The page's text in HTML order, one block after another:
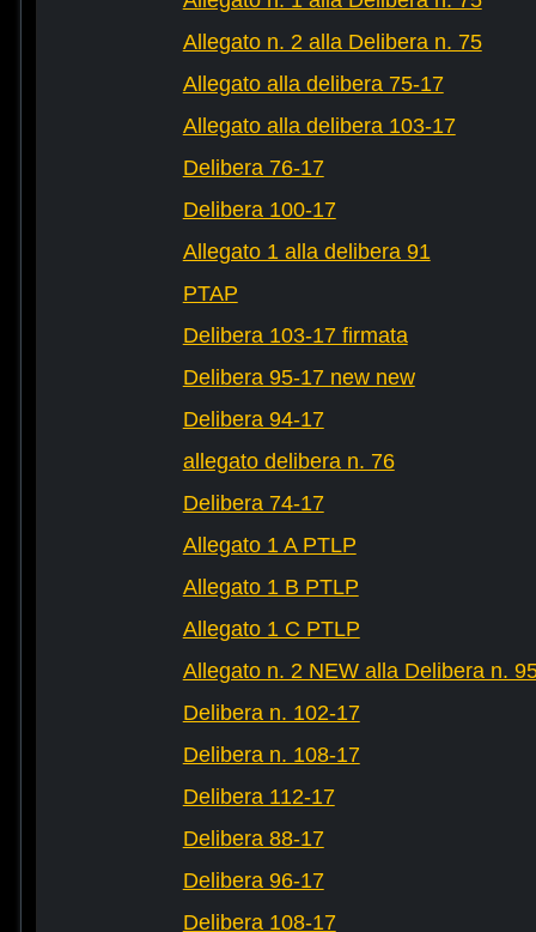
Allegato n. 2 alla Delibera n. 75
Allegato alla delibera 75-17
Allegato alla delibera 103-17
Delibera 76-17
Delibera 100-17
Allegato 1 alla delibera 91
PTAP
Delibera 103-17 firmata
Delibera 95-17 new new
Delibera 94-17
allegato delibera n. 76
Delibera 74-17
Allegato 1 A PTLP
Allegato 1 B PTLP
Allegato 1 C PTLP
Allegato n. 2 NEW alla Delibera n.
Delibera n. 102-17
Delibera n. 108-17
Delibera 112-17
Delibera 88-17
Delibera 96-17
Delibera 108-17